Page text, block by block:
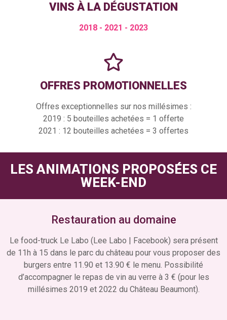
VINS À LA DÉGUSTATION
2018 - 2021 - 2023
OFFRES PROMOTIONNELLES
Offres exceptionnelles sur nos millésimes :
2019 : 5 bouteilles achetées = 1 offerte
2021 : 12 bouteilles achetées = 3 offertes
LES ANIMATIONS PROPOSÉES CE
WEEK-END
Restauration au domaine
Le food-truck Le Labo (Lee Labo | Facebook) sera présent
de 11h à 15 dans le parc du château pour vous proposer des
burgers entre 11.90 et 13.90 € le menu. Possibilité
d’accompagner le repas de vin au verre à 3 € (pour les
millésimes 2019 et 2022 du Château Beaumont).